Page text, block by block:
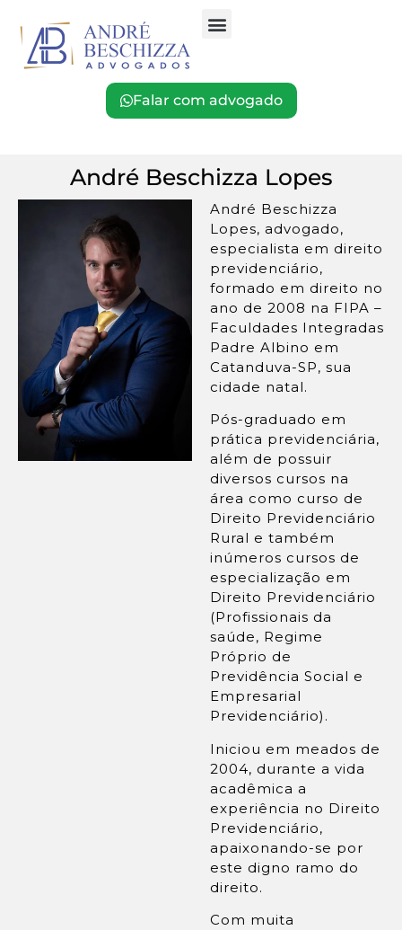
Falar com advogado
André Beschizza Lopes
André Beschizza
Lopes, advogado,
especialista em direito
previdenciário,
formado em direito no
ano de 2008 na FIPA –
Faculdades Integradas
Padre Albino em
Catanduva-SP, sua
cidade natal.
Pós-graduado em
prática previdenciária,
além de possuir
diversos cursos na
área como curso de
Direito Previdenciário
Rural e também
inúmeros cursos de
especialização em
Direito Previdenciário
(Profissionais da
saúde, Regime
Próprio de
Previdência Social e
Empresarial
Previdenciário).
Iniciou em meados de
2004, durante a vida
acadêmica a
experiência no Direito
Previdenciário,
apaixonando-se por
este digno ramo do
direito.
Com muita